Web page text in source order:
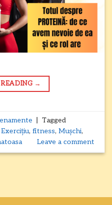
→
Tagged
Exercițiu,fitness,Mușchi,
Leave a comment